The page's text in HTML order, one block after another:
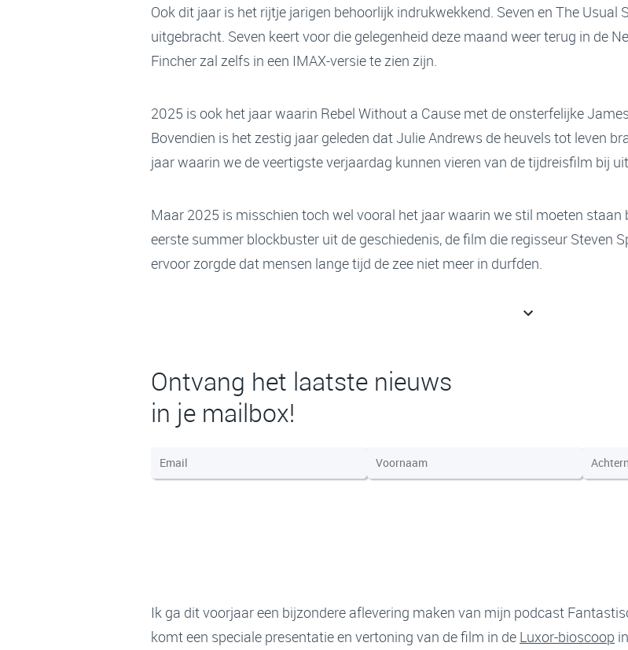
Ook dit jaar is het rijtje jarigen behoorlijk indrukwekkend. Seven en The Usual
uitgebracht. Seven keert voor die gelegenheid deze maand weer terug in de
Fincher zal zelfs in een IMAX-versie te zien zijn.
2025 is ook het jaar waarin Rebel Without a Cause met de onsterfelijke
Bovendien is het zestig jaar geleden dat Julie Andrews de heuvels tot leven
jaar waarin we de veertigste verjaardag kunnen vieren van de tijdreisfilm bij
Maar 2025 is misschien toch wel vooral het jaar waarin we stil moeten
eerste summer blockbuster uit de geschiedenis, de film die regisseur Steven
ervoor zorgde dat mensen lange tijd de zee niet meer in durfden.
Ontvang het laatste nieuws
in je mailbox!
Ik ga dit voorjaar een bijzondere aflevering maken van mijn podcast
komt een speciale presentatie en vertoning van de film in de Luxor-bioscoop